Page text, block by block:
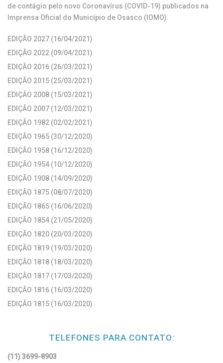
de contágio pelo novo Coronavírus (COVID-19) publicados na
Imprensa Oficial do Município de Osasco (IOMO).
EDIÇÃO 2027 (16/04/2021)
EDIÇÃO 2022 (09/04/2021)
EDIÇÃO 2016 (26/03/2021)
EDIÇÃO 2015 (25/03/2021)
EDIÇÃO 2008 (15/03/2021)
EDIÇÃO 2007 (12/03/2021)
EDIÇÃO 1982 (02/02/2021)
EDIÇÃO 1965 (30/12/2020)
EDIÇÃO 1958 (16/12/2020)
EDIÇÃO 1954 (10/12/2020)
EDIÇÃO 1908 (14/09/2020)
EDIÇÃO 1875 (08/07/2020)
EDIÇÃO 1865 (16/06/2020)
EDIÇÃO 1854 (21/05/2020)
EDIÇÃO 1820 (20/03/2020)
EDIÇÃO 1819 (19/03/2020)
EDIÇÃO 1818 (18/03/2020)
EDIÇÃO 1817 (17/03/2020)
EDIÇÃO 1816 (16/03/2020)
EDIÇÃO 1815 (16/03/2020)
TELEFONES PARA CONTATO:
(11) 3699-8903